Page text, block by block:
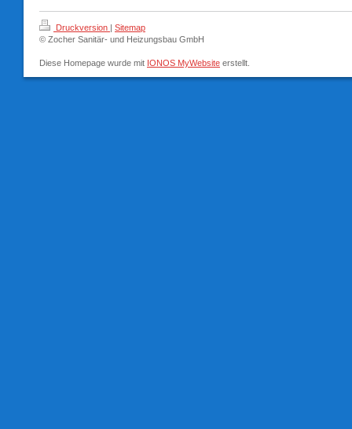
Druckversion | Sitemap
© Zocher Sanitär- und Heizungsbau GmbH
Diese Homepage wurde mit IONOS MyWebsite erstellt.